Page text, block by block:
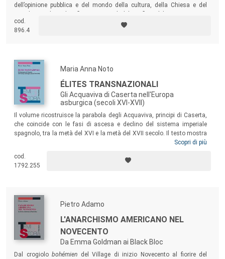
dell’opinione pubblica e del mondo della cultura, della Chiesa e del
dei travagli e degli stereotipi che spesso influenzano l’immagine di
quel variegato caleidoscopio rappresentato dal mondo ebraico.
cod.
896.4
Maria Anna Noto
ÉLITES TRANSNAZIONALI
Gli Acquaviva di Caserta nell'Europa
asburgica (secoli XVI-XVII)
Il volume ricostruisce la parabola degli Acquaviva, principi di Caserta,
che coincide con le fasi di ascesa e declino del sistema imperiale
spagnolo, tra la metà del XVI e la metà del XVII secolo. Il testo mostra
l’itinerario di un casato che, pur continuando a salvaguardare il proprio
offerta dal predominio asburgico e ne coglie con intraprendenza le
opportunità, affermandosi al tempo stesso come “nobili del Regno” e
Scopri di più
cod.
1792.255
Pietro Adamo
L'ANARCHISMO AMERICANO NEL
NOVECENTO
Da Emma Goldman ai Black Bloc
Dal crogiolo bohémien del Village di inizio Novecento al fiorire del